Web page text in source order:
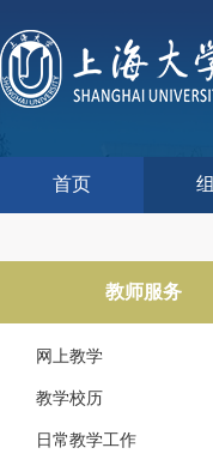
首页
教师服务
网上教学
教学校历
日常教学工作